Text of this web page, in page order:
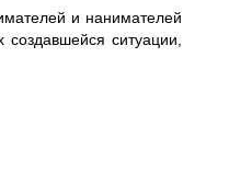
и нанимателей
ситуации,